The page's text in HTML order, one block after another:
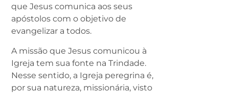
que Jesus comunica aos seus
apóstolos com o objetivo de
evangelizar a todos.
A missão que Jesus comunicou à
Igreja tem sua fonte na Trindade.
Nesse sentido, a Igreja peregrina é,
por sua natureza, missionária, visto